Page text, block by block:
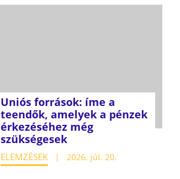
Uniós források: íme a
teendők, amelyek a pénzek
érkezéséhez még
szükségesek
ELEMZÉSEK 2026. júl. 20.